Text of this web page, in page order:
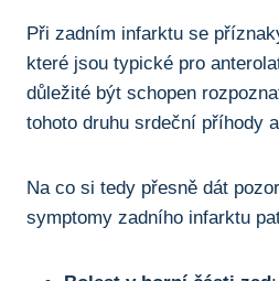
Při zadním infarktu se
které jsou typické pro
důležité být schopen
tohoto druhu srdeční příhody
Na co si tedy přesně dát
symptomy zadního infarktu